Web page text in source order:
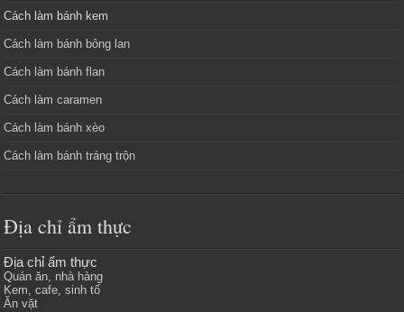
Cách làm bánh kem
Cách làm bánh bông lan
Cách làm bánh flan
Cách làm caramen
Cách làm bánh xèo
Cách làm bánh tráng trộn
Địa chỉ ẩm thực
Địa chỉ ẩm thực
Quán ăn, nhà hàng
Kem, cafe, sinh tố
Ăn vặt